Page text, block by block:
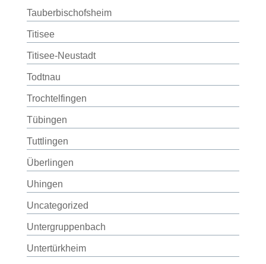
Tauberbischofsheim
Titisee
Titisee-Neustadt
Todtnau
Trochtelfingen
Tübingen
Tuttlingen
Überlingen
Uhingen
Uncategorized
Untergruppenbach
Untertürkheim